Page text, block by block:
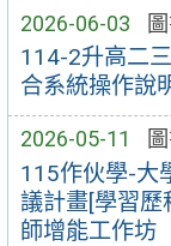
2026-06-03
114-2升高二
合系統操作說
2026-05-11
115作伙學-大
議計畫[學習
師增能工作坊